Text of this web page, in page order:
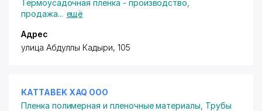
Термоусадочная пленка - производство,
продажа... ещё
Адрес
улица Абдуллы Кадыри, 105
KATTABEK XAQ ООО
Пленка полимерная и пленочные материалы Трубы